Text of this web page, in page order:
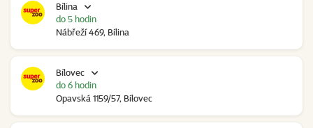
Bílina
Nábřeží 469, Bílina
do 5 hodin
Bílovec
Opavská 1159/57, Bílovec
do 6 hodin